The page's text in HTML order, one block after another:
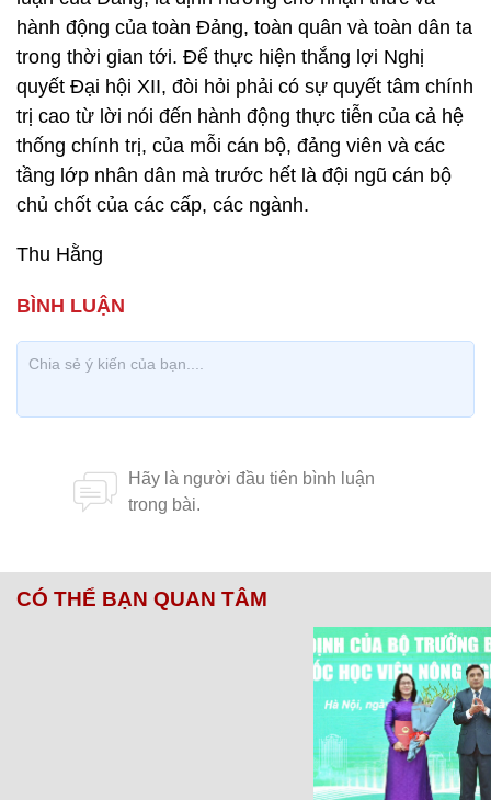
hành động của toàn Đảng, toàn quân và toàn dân ta
trong thời gian tới. Để thực hiện thắng lợi Nghị
quyết Đại hội XII, đòi hỏi phải có sự quyết tâm chính
trị cao từ lời nói đến hành động thực tiễn của cả hệ
thống chính trị, của mỗi cán bộ, đảng viên và các
tầng lớp nhân dân mà trước hết là đội ngũ cán bộ
chủ chốt của các cấp, các ngành.
Thu Hằng
CÓ THỂ BẠN QUAN TÂM